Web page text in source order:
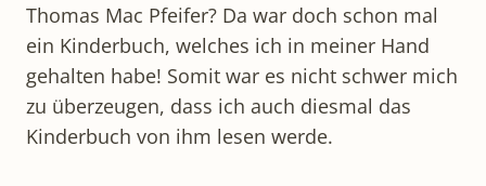
Thomas Mac Pfeifer? Da war doch schon mal
ein Kinderbuch, welches ich in meiner Hand
gehalten habe! Somit war es nicht schwer mich
zu überzeugen, dass ich auch diesmal das
Kinderbuch von ihm lesen werde.